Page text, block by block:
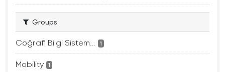
Groups
Coğrafi Bilgi Sistem... 1
Mobility 1